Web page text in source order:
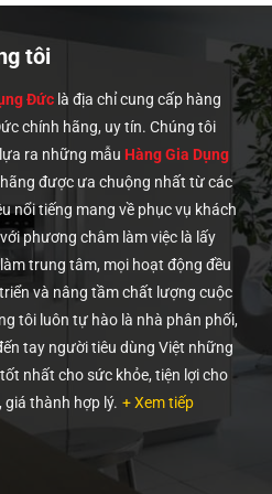
tôi
Đức là địa chỉ cung cấp hàng
chính hãng, uy tín. Chúng tôi
ra những mẫu Hàng Gia Dụng
được ưa chuộng nhất từ các
nổi tiếng mang về phục vụ khách
phương châm làm việc là lấy
trung tâm, mọi hoạt động đều
và nâng tầm chất lượng cuộc
tôi luôn tự hào là nhà phân phối,
tay người tiêu dùng Việt những
nhất cho sức khỏe, tiện lợi cho
giá thành hợp lý. + Xem tiếp